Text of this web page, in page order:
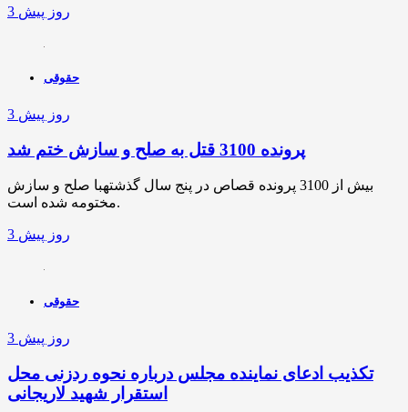
3 روز پیش
حقوقی
3 روز پیش
پرونده 3100 قتل به صلح و سازش ختم شد
بیش از 3100 پرونده قصاص در پنج سال گذشتهبا صلح و سازش
مختومه شده است.
3 روز پیش
حقوقی
3 روز پیش
تکذیب ادعای نماینده مجلس درباره نحوه ردزنی محل
استقرار شهید لاریجانی